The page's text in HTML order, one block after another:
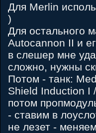
Для Merlin
)
Для остального
Autocannon II и
в слешер мне
сложно, нужны
Потом - танк:
Shield Induction I
потом
- ставим в
не лезет -